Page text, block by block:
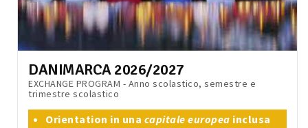
DANIMARCA 2026/2027
EXCHANGE PROGRAM - Anno scolastico, semestre e
trimestre scolastico
Orientation in una capitale europea inclusa